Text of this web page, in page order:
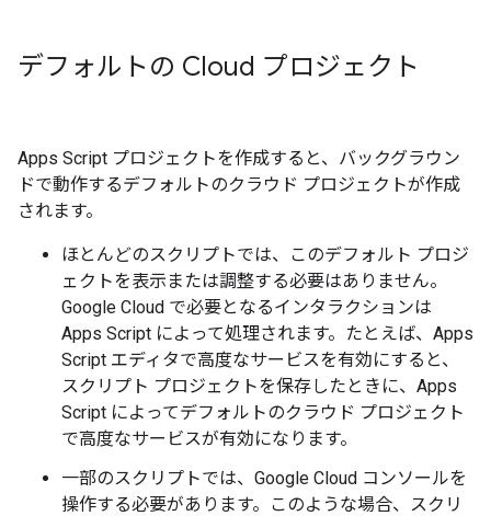
デフォルトの Cloud プロジェクト
Apps Script プロジェクトを作成すると、バックグラウン
ドで動作するデフォルトのクラウド プロジェクトが作成
されます。
ほとんどのスクリプトでは、このデフォルト プロジ
ェクトを表示または調整する必要はありません。
Google Cloud で必要となるインタラクションは
Apps Script によって処理されます。たとえば、Apps
Script エディタで高度なサービスを有効にすると、
スクリプト プロジェクトを保存したときに、Apps
Script によってデフォルトのクラウド プロジェクト
で高度なサービスが有効になります。
一部のスクリプトでは、Google Cloud コンソールを
操作する必要があります。このような場合、スクリ